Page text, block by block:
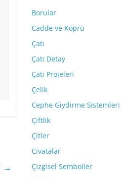
→
Borular
Cadde ve Köprü
Çatı
Çatı Detay
Çatı Projeleri
Çelik
Cephe Giydirme Sistemleri
Çiftlik
Çitler
Civatalar
Çizgisel Semboller